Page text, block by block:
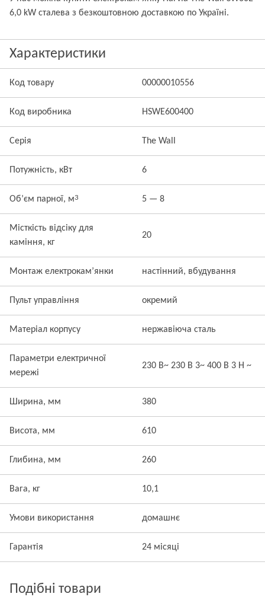
6,0 kW сталева з безкоштовною доставкою по Україні.
Характеристики
Код товару 00000010556
Код виробника HSWE600400
Серія The Wall
Потужність, кВт 6
Об’єм парної, м3 5 — 8
Місткість відсіку для
каміння, кг
20
Монтаж електрокам’янки настінний, вбудування
Пульт управління окремий
Матеріал корпусу нержавіюча сталь
Параметри електричної
мережі
230 В~ 230 В 3~ 400 В 3 Н ~
Ширина, мм 380
Висота, мм 610
Глибина, мм 260
Вага, кг 10,1
Умови використання домашнє
Гарантія 24 місяці
Подібні товари